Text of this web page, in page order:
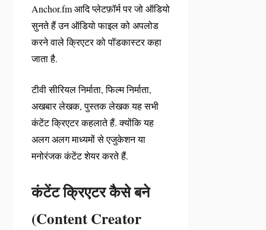
Anchor.fm आदि प्लेटफ़ॉर्म पर जो ऑडियो
सुनते हैं उन ऑडियो फाइल को अपलोड
करने वाले क्रिएटर को पॉडकास्टर कहा
जाता है.
टीवी सीरियल निर्माता, फिल्म निर्माता,
अखबार लेखक, पुस्तक लेखक यह सभी
कंटेंट क्रिएटर कहलाते हैं. क्योंकि यह
अलग अलग माध्यमों से एजुकेशन या
मनोरंजक कंटेंट शेयर करते हैं.
कंटेंट क्रिएटर कैसे बने
(Content Creator